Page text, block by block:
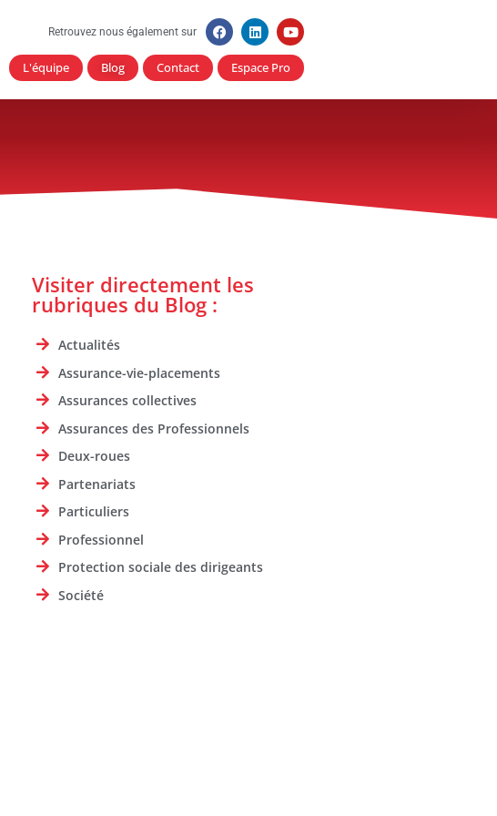
Retrouvez nous également sur
L'équipe Blog Contact Espace Pro
Visiter directement les
rubriques du Blog :
Actualités
Assurance-vie-placements
Assurances collectives
Assurances des Professionnels
Deux-roues
Partenariats
Particuliers
Professionnel
Protection sociale des dirigeants
Société